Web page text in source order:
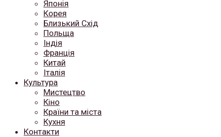
Японія
Корея
Близький Схід
Польща
Індія
Франція
Китай
Італія
Культура
Мистецтво
Кіно
Країни та міста
Кухня
Контакти